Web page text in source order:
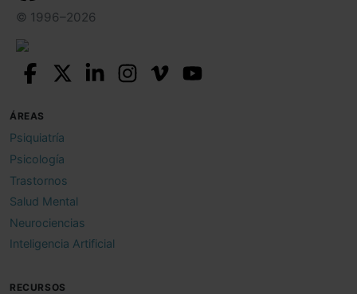
© 1996–2026
ÁREAS
Psiquiatría
Psicología
Trastornos
Salud Mental
Neurociencias
Inteligencia Artificial
RECURSOS